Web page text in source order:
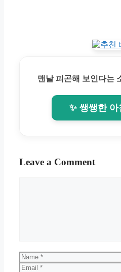
맨날 피곤해 보인다는
✨ 쌩쌩한 아
Leave a Comment
Name